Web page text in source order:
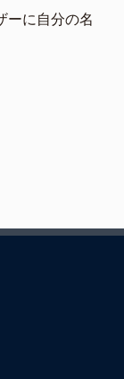
ーに自分の名